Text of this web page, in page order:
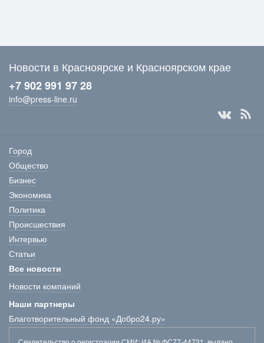
Новости в Красноярске и Красноярском крае
+7 902 991 97 28
info@press-line.ru
Город
Общество
Бизнес
Экономика
Политика
Происшествия
Интервью
Статьи
Все новости
Новости компаний
Наши партнеры
Благотворительный фонд «Добро24.ру»